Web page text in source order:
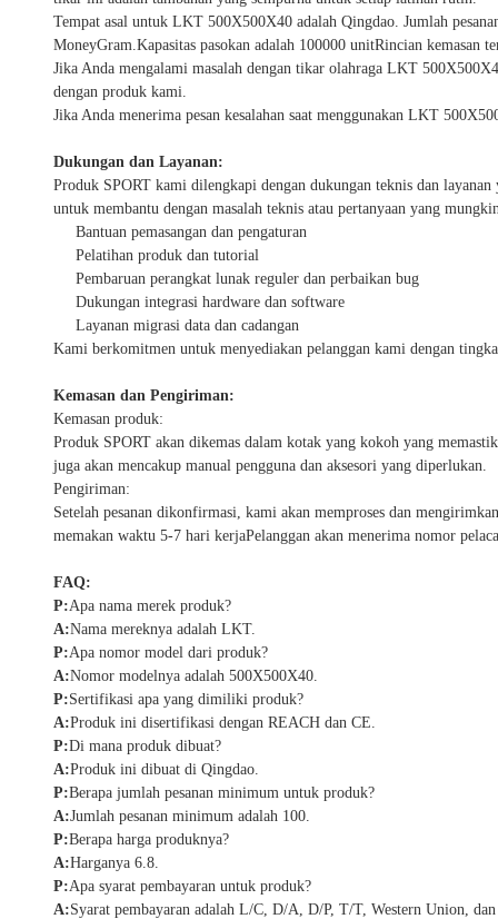
Tempat asal untuk LKT 500X500X40 adalah Qingdao. Jumlah
MoneyGram.Kapasitas pasokan adalah 100000 unitRincian kemasan
Jika Anda mengalami masalah dengan tikar olahraga LKT
dengan produk kami.
Jika Anda menerima pesan kesalahan saat menggunakan LKT
Dukungan dan Layanan:
Produk SPORT kami dilengkapi dengan dukungan teknis dan
untuk membantu dengan masalah teknis atau pertanyaan yang
Bantuan pemasangan dan pengaturan
Pelatihan produk dan tutorial
Pembaruan perangkat lunak reguler dan perbaikan bug
Dukungan integrasi hardware dan software
Layanan migrasi data dan cadangan
Kami berkomitmen untuk menyediakan pelanggan kami dengan
Kemasan dan Pengiriman:
Kemasan produk:
Produk SPORT akan dikemas dalam kotak yang kokoh yang
juga akan mencakup manual pengguna dan aksesori yang diperlukan.
Pengiriman:
Setelah pesanan dikonfirmasi, kami akan memproses dan
memakan waktu 5-7 hari kerjaPelanggan akan menerima nomor
FAQ:
P:Apa nama merek produk?
A:Nama mereknya adalah LKT.
P:Apa nomor model dari produk?
A:Nomor modelnya adalah 500X500X40.
P:Sertifikasi apa yang dimiliki produk?
A:Produk ini disertifikasi dengan REACH dan CE.
P:Di mana produk dibuat?
A:Produk ini dibuat di Qingdao.
P:Berapa jumlah pesanan minimum untuk produk?
A:Jumlah pesanan minimum adalah 100.
P:Berapa harga produknya?
A:Harganya 6.8.
P:Apa syarat pembayaran untuk produk?
A:Syarat pembayaran adalah L/C, D/A, D/P, T/T, Western Union,